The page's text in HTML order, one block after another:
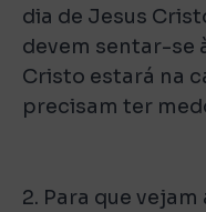
dia de Jesus
devem sentar-se
Cristo estará na
precisam ter
2. Para que